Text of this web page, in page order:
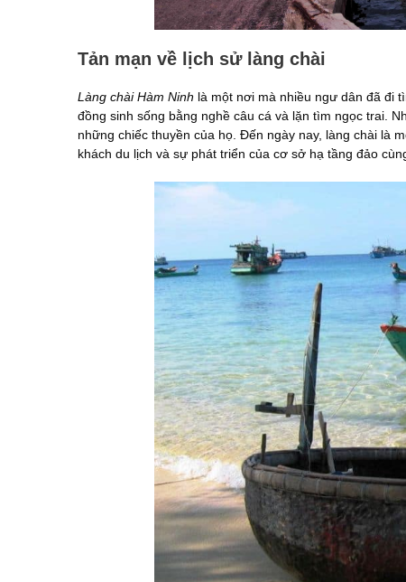
Tản mạn về lịch sử làng chài
Làng chài Hàm Ninh là một nơi mà nhiều ngư dân đã đi
đồng sinh sống bằng nghề câu cá và lặn tìm ngọc trai.
những chiếc thuyền của họ. Đến ngày nay, làng chài là
khách du lịch và sự phát triển của cơ sở hạ tầng đảo